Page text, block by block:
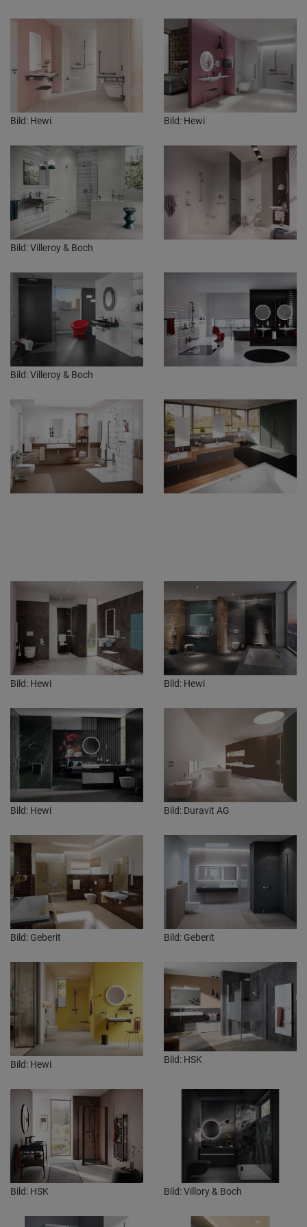
Bild: Hewi Bild: Hewi
Bild: Villeroy & Boch
Bild: Villeroy & Boch
Bild: Hewi Bild: Hewi
Bild: Hewi Bild: Duravit AG
Bild: Geberit Bild: Geberit
Bild: Hewi Bild: HSK
Bild: HSK Bild: Villory & Boch